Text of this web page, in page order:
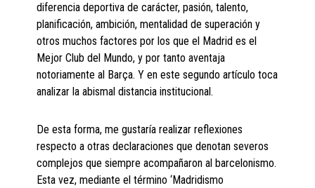
diferencia deportiva de carácter, pasión, talento,
planificación, ambición, mentalidad de superación y
otros muchos factores por los que el Madrid es el
Mejor Club del Mundo, y por tanto aventaja
notoriamente al Barça. Y en este segundo artículo toca
analizar la abismal distancia institucional.
De esta forma, me gustaría realizar reflexiones
respecto a otras declaraciones que denotan severos
complejos que siempre acompañaron al barcelonismo.
Esta vez, mediante el término ‘Madridismo